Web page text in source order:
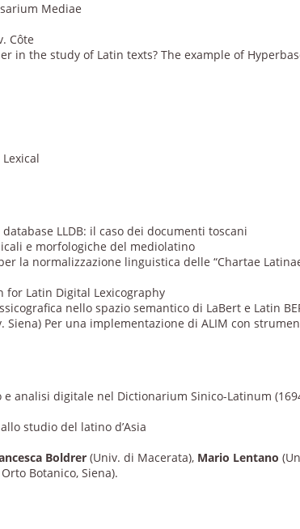
Mediae
Côte
in the study of Latin texts? The example of
LLDB: il caso dei documenti toscani
e morfologiche del mediolatino
la normalizzazione linguistica delle “Chartae
for Latin Digital Lexicography
nello spazio semantico di LaBert e Latin
Siena) Per una implementazione di ALIM con
analisi digitale nel Dictionarium Sinico-Latinum
studio del latino d’Asia
Boldrer (Univ. di Macerata), Mario Lentano
Botanico, Siena).